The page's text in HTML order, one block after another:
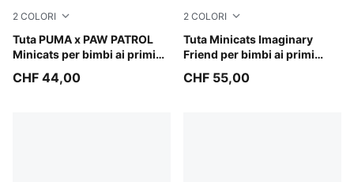
2 COLORI
Tuta PUMA x PAW PATROL
Minicats per bimbi ai primi
Vibrant Green
CHF 44,00
2 COLORI
Tuta Minicats Imaginary
Friend per bimbi ai primi
Alpine Snow
CHF 55,00